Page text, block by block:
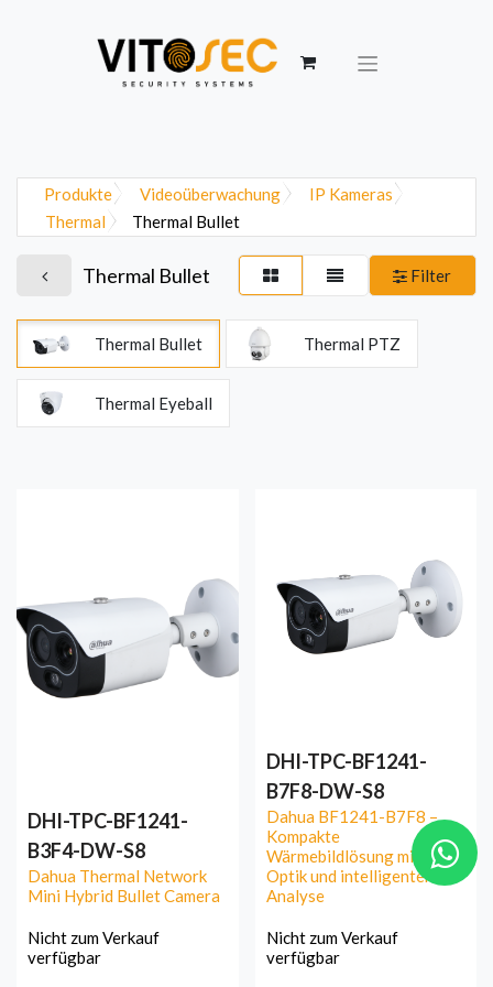
Produkte Videoüberwachung
IP Kameras
Thermal
Thermal Bullet
Thermal Bullet Filter
Thermal Bullet Thermal PTZ
Thermal Eyeball
DHI-TPC-BF1241-
B3F4-DW-S8
Dahua Thermal Network
Mini Hybrid Bullet Camera
Nicht zum Verkauf
verfügbar
DHI-TPC-BF1241-
B7F8-DW-S8
Dahua BF1241-B7F8 –
Kompakte
Wärmebildlösung mit 7 mm
Optik und intelligenter
Analyse
Nicht zum Verkauf
verfügbar